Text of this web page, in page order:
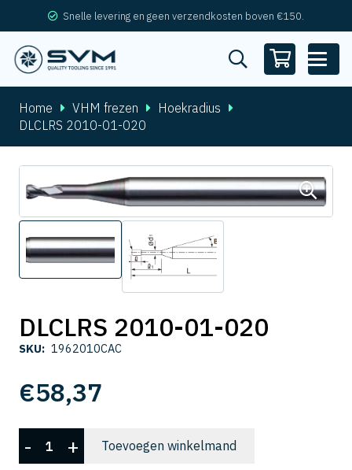
Snelle levering en geen verzendkosten boven €150.
Home VHM frezen
Hoekradius
DLCLRS 2010-01-020
DLCLRS 2010-01-020
SKU: 1962010CAC
€58,37
DLCLRS
2010-
- + Toevoegen winkelmand